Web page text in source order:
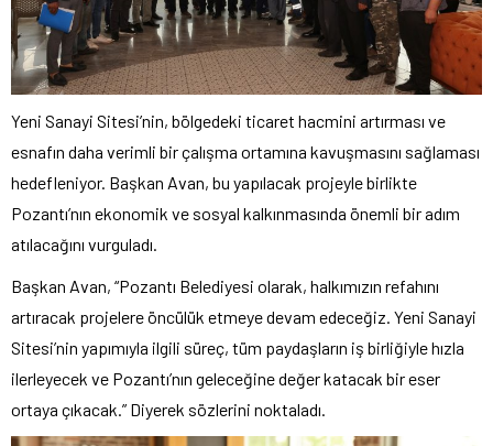
Yeni Sanayi Sitesi’nin, bölgedeki ticaret hacmini artırması ve
esnafın daha verimli bir çalışma ortamına kavuşmasını sağlaması
hedefleniyor. Başkan Avan, bu yapılacak projeyle birlikte
Pozantı’nın ekonomik ve sosyal kalkınmasında önemli bir adım
atılacağını vurguladı.
Başkan Avan, “Pozantı Belediyesi olarak, halkımızın refahını
artıracak projelere öncülük etmeye devam edeceğiz. Yeni Sanayi
Sitesi’nin yapımıyla ilgili süreç, tüm paydaşların iş birliğiyle hızla
ilerleyecek ve Pozantı’nın geleceğine değer katacak bir eser
ortaya çıkacak.” Diyerek sözlerini noktaladı.